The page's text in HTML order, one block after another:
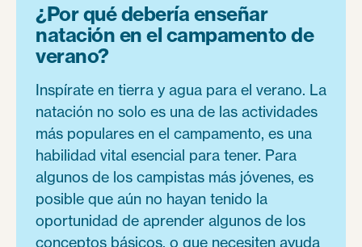
¿Por qué debería enseñar
natación en el campamento de
verano?
Inspírate en tierra y agua para el verano. La
natación no solo es una de las actividades
más populares en el campamento, es una
habilidad vital esencial para tener. Para
algunos de los campistas más jóvenes, es
posible que aún no hayan tenido la
oportunidad de aprender algunos de los
conceptos básicos, o que necesiten ayuda